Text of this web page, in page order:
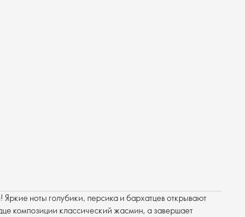
ноты голубики, персика и бархатцев открывают
композиции классический жасмин, а завершает